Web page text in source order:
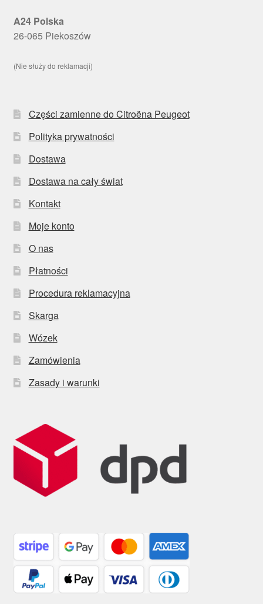
A24 Polska
26-065 Piekoszów
(Nie służy do reklamacji)
Części zamienne do Citroëna Peugeot
Polityka prywatności
Dostawa
Dostawa na cały świat
Kontakt
Moje konto
O nas
Płatności
Procedura reklamacyjna
Skarga
Wózek
Zamówienia
Zasady i warunki